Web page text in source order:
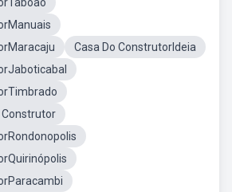
Casa Do ConstrutorIdeia